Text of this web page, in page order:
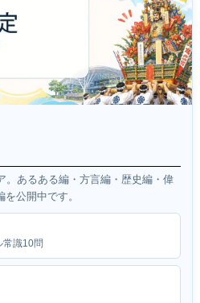
。あるある編・方言編・歴史編・偉
公開中です。
常識10問